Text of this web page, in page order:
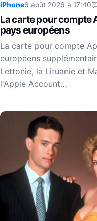
iPhone6 août 2026 à 17:40
La carte pour compte
pays européens
La carte pour compte
européens
Lettonie, la Lituanie et
l'Apple Account…